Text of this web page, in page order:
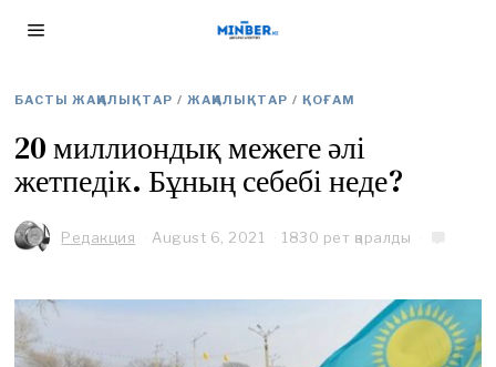
БАСТЫ ЖАҢАЛЫҚТАР / ЖАҢАЛЫҚТАР / ҚОҒАМ
20 миллиондық межеге әлі
жетпедік. Бұның себебі неде?
Редакция August 6, 2021
u
t
6
1830 рет қаралды